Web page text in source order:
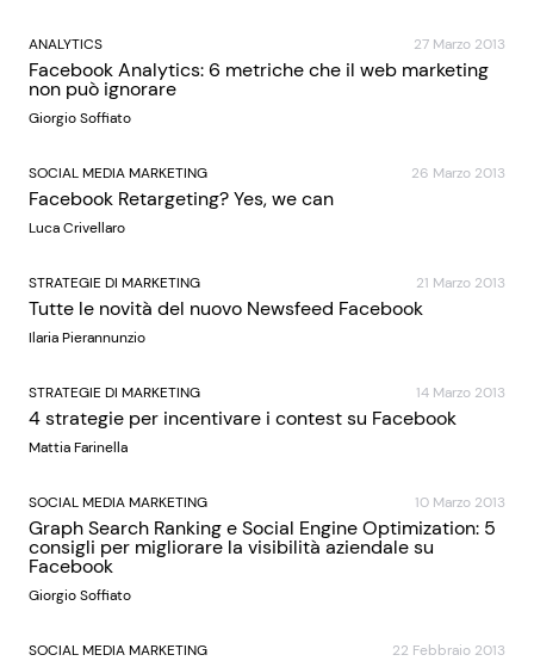
ANALYTICS 27 Marzo 2013
Facebook Analytics: 6 metriche che il web marketing
non può ignorare
Giorgio Soffiato
SOCIAL MEDIA MARKETING 26 Marzo 2013
Facebook Retargeting? Yes, we can
Luca Crivellaro
STRATEGIE DI MARKETING 21 Marzo 2013
Tutte le novità del nuovo Newsfeed Facebook
Ilaria Pierannunzio
STRATEGIE DI MARKETING 14 Marzo 2013
4 strategie per incentivare i contest su Facebook
Mattia Farinella
SOCIAL MEDIA MARKETING 10 Marzo 2013
Graph Search Ranking e Social Engine Optimization: 5
consigli per migliorare la visibilità aziendale su
Facebook
Giorgio Soffiato
SOCIAL MEDIA MARKETING 22 Febbraio 2013